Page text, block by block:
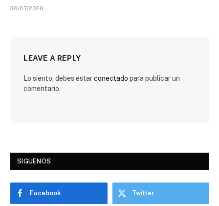
30/07/2026
LEAVE A REPLY
Lo siento, debes estarconectado para publicar un
comentario.
SIGUENOS
Facebook Twitter